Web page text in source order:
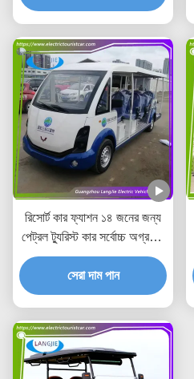
রিসোর্ট কার ফ্যাশন ১৪ জনের জন্য
পেট্রল ট্যুরিস্ট কার সর্বোচ্চ অগ্রগতি
গতি ৩০ কিমি/ঘন্টা হোটেলের জন্য
সেরা দাম পান